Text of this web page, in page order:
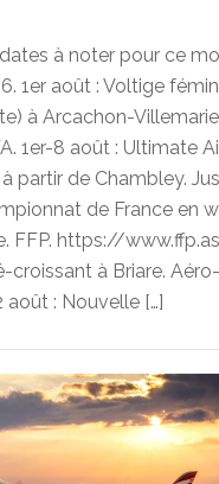
à noter pour ce
1er août : Voltige
à Arcachon-
1er-8 août : Ultimate
partir de Chambley.
de France en
FFP. https://
croissant à Briare.
août : Nouvelle […]